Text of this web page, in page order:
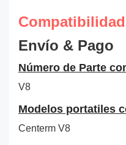
Compatibilidad
Envío & Pago
Número de Parte
V8
Modelos portatiles
Centerm V8